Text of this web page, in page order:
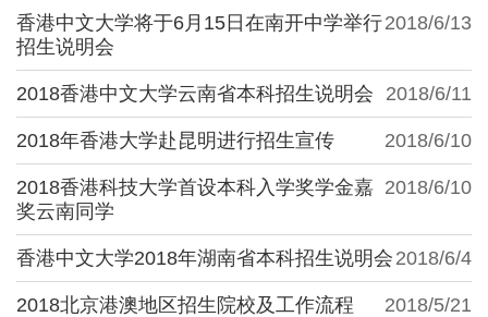
2018/6/13
香港中文大学将于6月15日在南开中学举行
招生说明会
2018/6/11
2018香港中文大学云南省本科招生说明会
2018/6/10
2018年香港大学赴昆明进行招生宣传
2018/6/10
2018香港科技大学首设本科入学奖学金嘉
奖云南同学
2018/6/4
香港中文大学2018年湖南省本科招生说明会
2018/5/21
2018北京港澳地区招生院校及工作流程